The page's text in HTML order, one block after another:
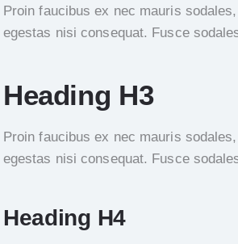
Proin faucibus ex nec mauris
egestas nisi consequat. Fusce
Heading H3
Proin faucibus ex nec mauris
egestas nisi consequat. Fusce
Heading H4